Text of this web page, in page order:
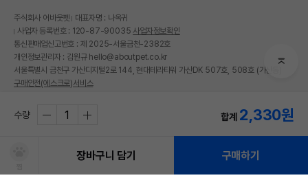
수량 합계 2,330원
장바구니 담기 구매하기
주식회사 어바웃펫
대표자명 : 나옥귀
사업자 등록번호 : 120-87-90035 사업자정보확인
통신판매업신고번호 : 제 2025-서울금천-2382호
개인정보관리자 : 김원규 hello@aboutpet.co.kr
서울특별시 금천구 가산디지털2로 144, 현대테라타워 가산DK 507호, 508호 (가산동)
구매안전(에스크로)서비스